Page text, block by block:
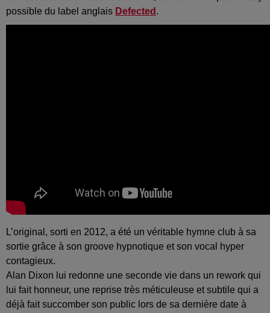
possible du label anglais Defected .
L’original, sorti en 2012, a été un véritable hymne club à sa
sortie grâce à son groove hypnotique et son vocal hyper
contagieux.
Alan Dixon lui redonne une seconde vie dans un rework qui
lui fait honneur, une reprise très méticuleuse et subtile qui a
déjà fait succomber son public lors de sa dernière date à